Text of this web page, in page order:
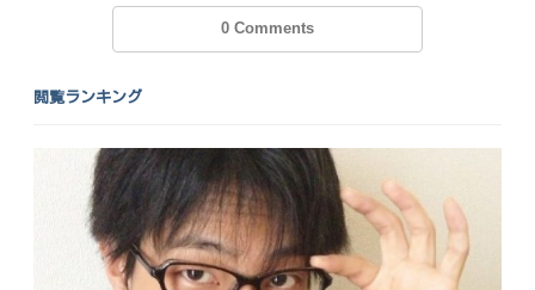
0 Comments
閲覧ランキング